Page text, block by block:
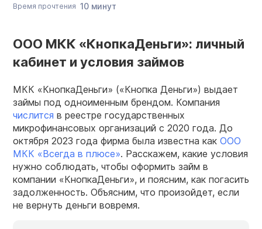
Время прочтения 10 минут
ООО МКК «КнопкаДеньги»: личный
кабинет и условия займов
МКК «КнопкаДеньги» («Кнопка Деньги») выдает
займы под одноименным брендом. Компания
числится в реестре государственных
микрофинансовых организаций с 2020 года. До
октября 2023 года фирма была известна как ООО
МКК «Всегда в плюсе». Расскажем, какие условия
нужно соблюдать, чтобы оформить займ в
компании «КнопкаДеньги», и поясним, как погасить
задолженность. Объясним, что произойдет, если
не вернуть деньги вовремя.